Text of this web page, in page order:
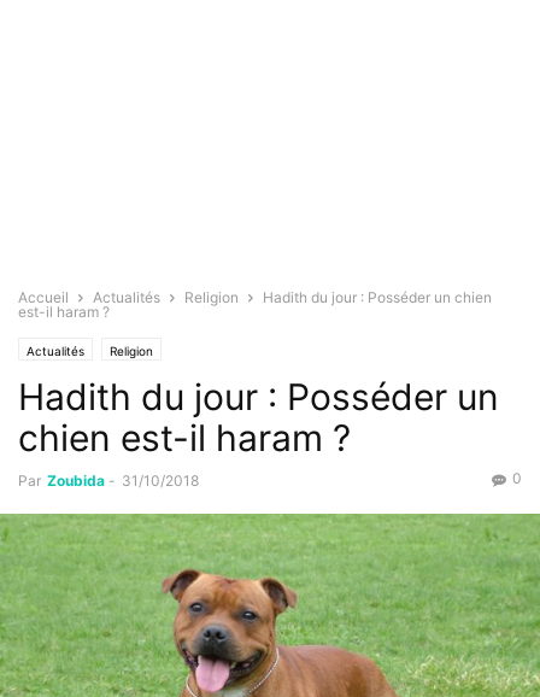
Accueil Actualités Religion
Hadith du jour : Posséder un chien
est-il haram ?
Actualités Religion
Hadith du jour : Posséder un
chien est-il haram ?
Par Zoubida - 31/10/2018 0